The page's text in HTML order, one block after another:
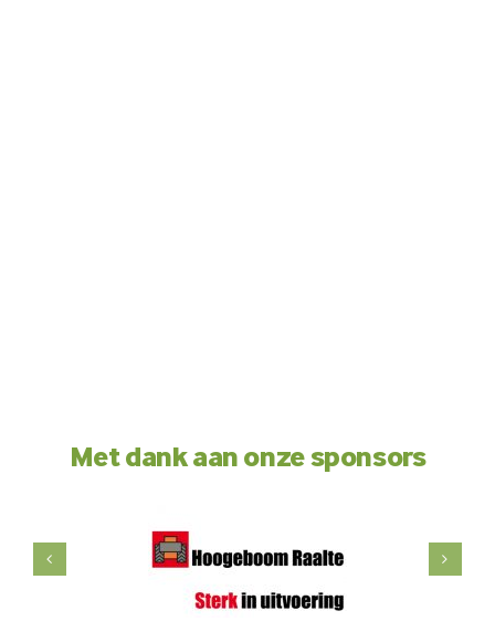
Met dank aan onze sponsors